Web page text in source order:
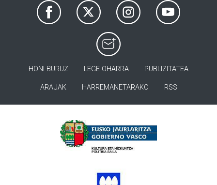
HONI BURUZ LEGE OHARRA PUBLIZITATEA
ARAUAK HARREMANETARAKO RSS